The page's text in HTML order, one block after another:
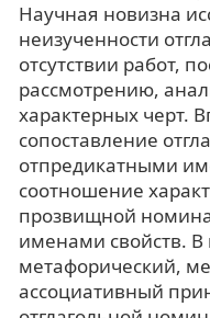
Научная новизна
неизученности
отсутствии работ,
рассмотрению,
характерных черт.
сопоставление
отпредикатными
соотношение
прозвищной
именами свойств.
метафорический,
ассоциативный